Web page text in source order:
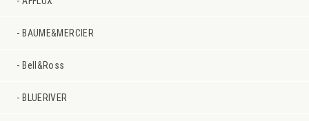
BAUME&MERCIER
Bell&Ross
BLUERIVER